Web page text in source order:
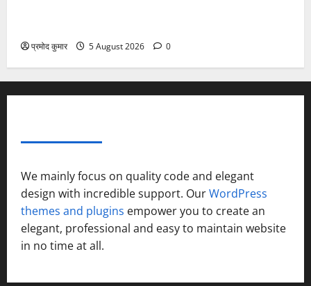
प्रमोद कुमार 5 August 2026 0
We mainly focus on quality code and elegant
design with incredible support. OurWordPress
themes and plugins empower you to create an
elegant, professional and easy to maintain website
in no time at all.